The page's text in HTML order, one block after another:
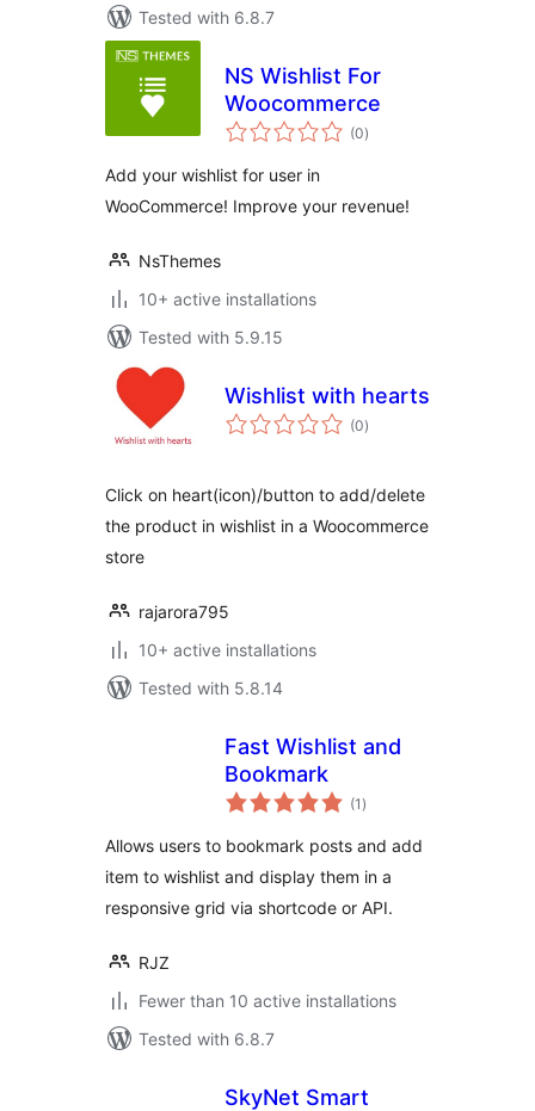
Tested with 6.8.7
NS Wishlist For
Woocommerce
(0total
ratings
)
Add your wishlist for user in
WooCommerce! Improve your revenue!
NsThemes
10+ active installations
Tested with 5.9.15
Wishlist with hearts
(0total
ratings
)
Click on heart(icon)/button to add/delete
the product in wishlist in a Woocommerce
store
rajarora795
10+ active installations
Tested with 5.8.14
Fast Wishlist and
Bookmark
(1 total
ratings
)
Allows users to bookmark posts and add
item to wishlist and display them in a
responsive grid via shortcode or API.
RJZ
Fewer than 10 active installations
Tested with 6.8.7
SkyNet Smart